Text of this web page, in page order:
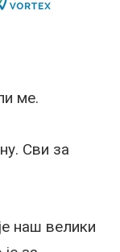
ме.
Сви за
наш велики